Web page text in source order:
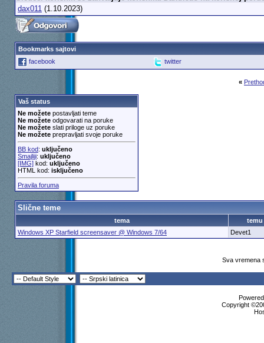
dax011(1.10.2023)
Bookmarks sajtovi
facebook
twitter
«
Vaš status
Ne možetepostavljati teme
Ne možeteodgovarati na poruke
Ne možeteslati priloge uz poruke
Ne možeteprepravljati svoje poruke
BB kod: uključeno
Smajliji: uključeno
[IMG]kod: uključeno
HTML kod: isključeno
Pravila foruma
Slične teme
tema
temu
Windows XP Starfield screensaver @ Windows 7/64
Devet1
Sva vremena
Copyright